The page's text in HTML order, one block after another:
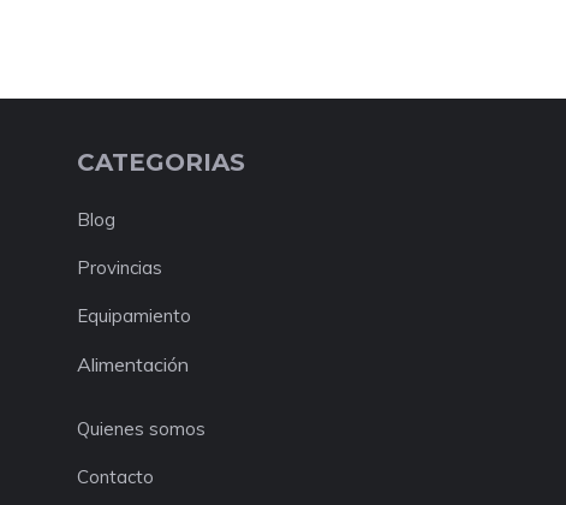
CATEGORIAS
Blog
Provincias
Equipamiento
Alimentación
Quienes somos
Contacto